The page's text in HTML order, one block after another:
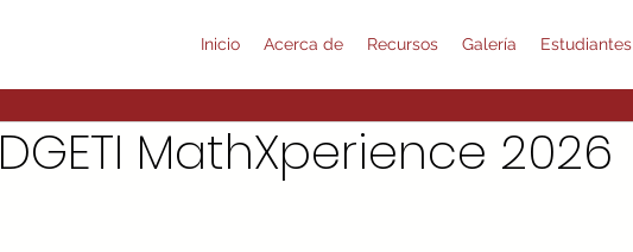
Inicio Acerca de Recursos Galería Estudiantes
DGETI MathXperience 2026